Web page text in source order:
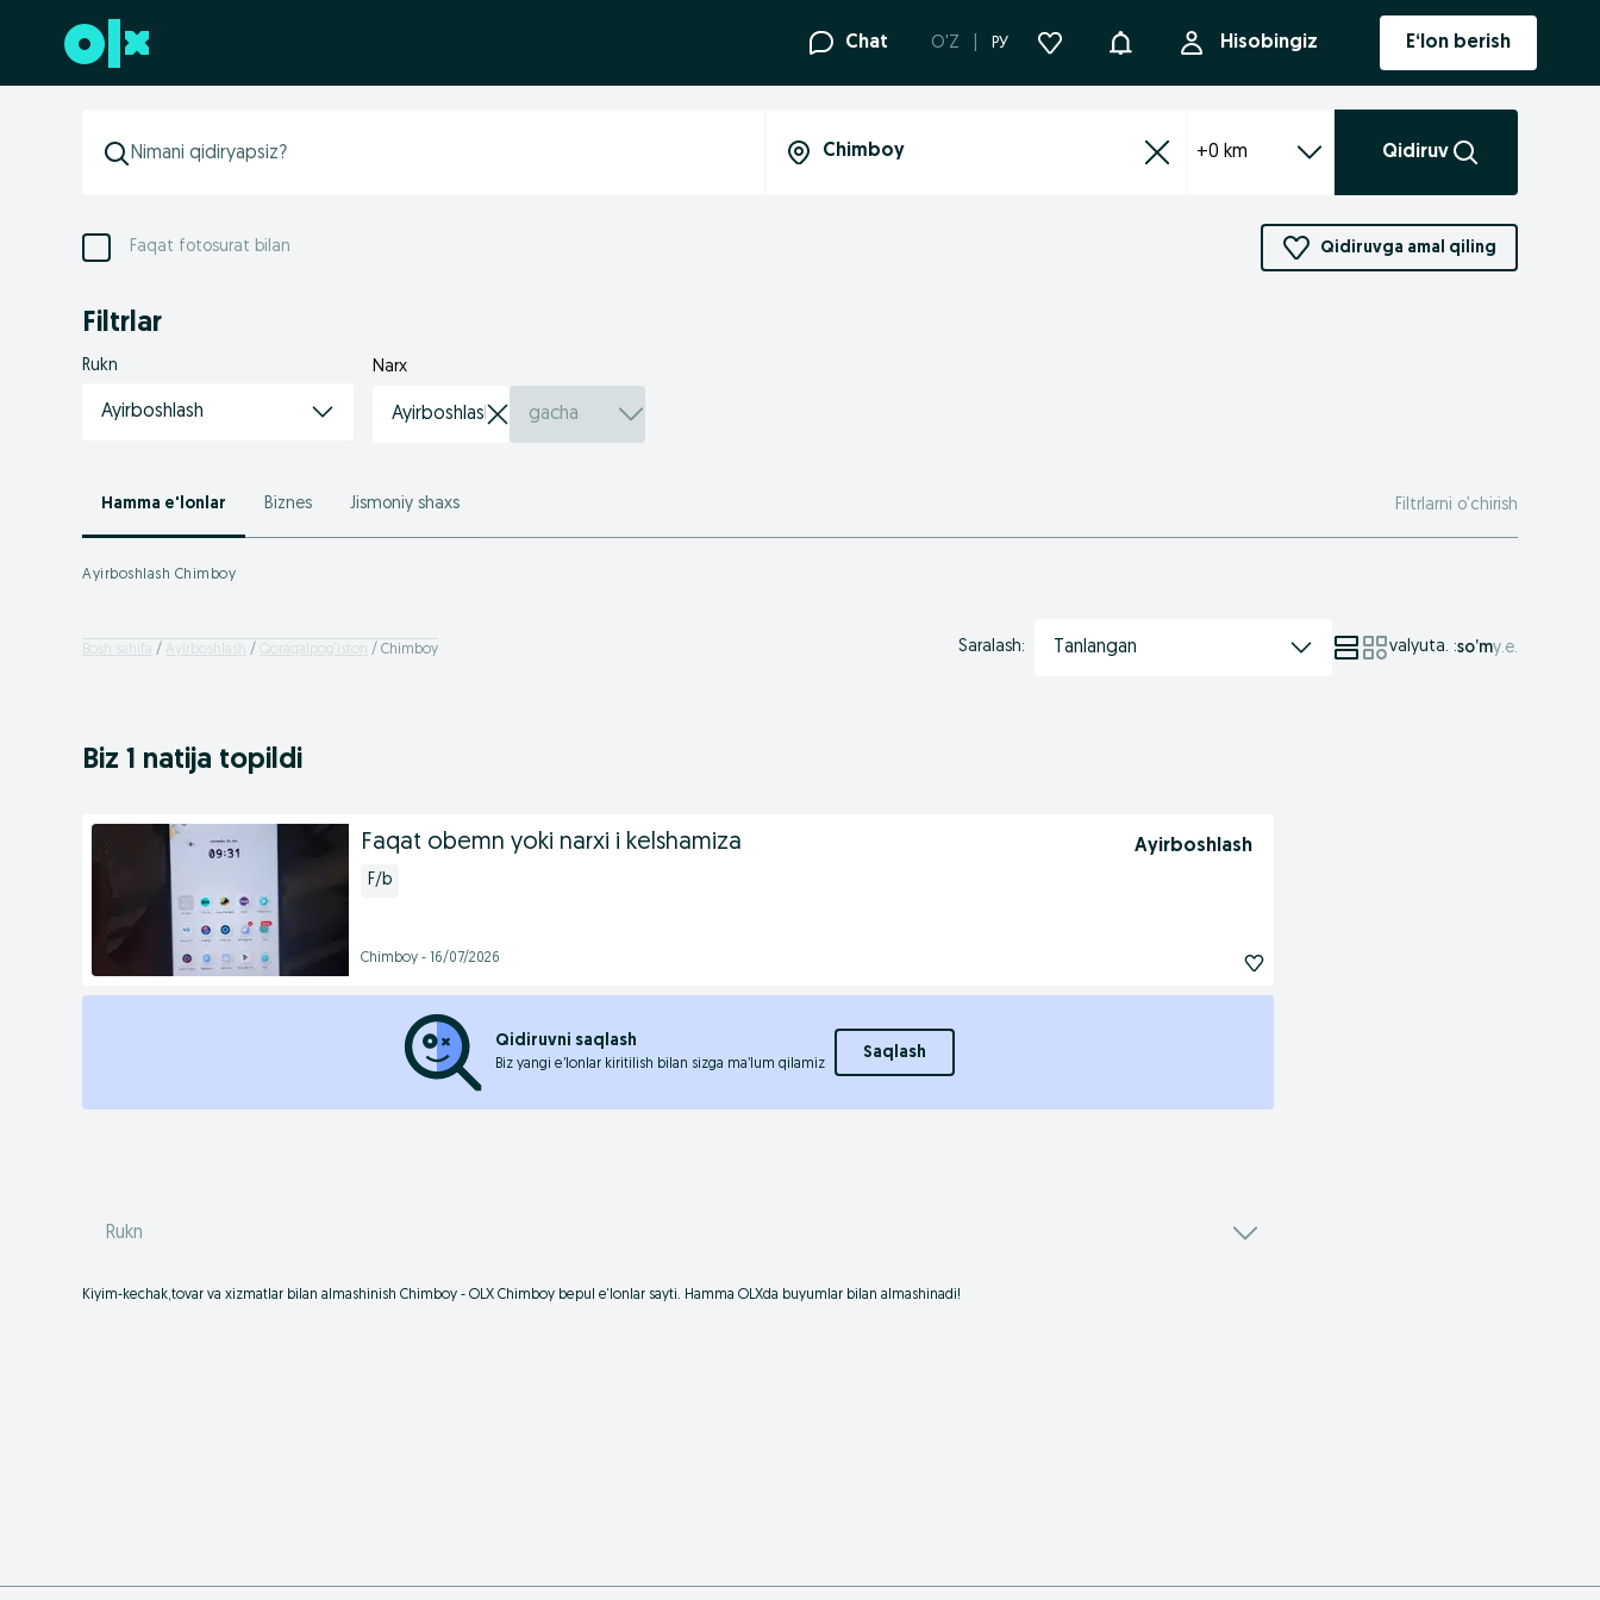
Futerga oʻtish Chat O'Z РУ Bildirishnoma Hisobingiz E‘lon berish
+0 km Qidiruv
Faqat fotosurat bilan Qidiruvga amal qiling
Filtrlar
Rukn
Ayirboshlash
Narx
Hamma e'lonlar Biznes Jismoniy shaxs Filtrlarni o’chirish
Ayirboshlash Chimboy
Bosh sahifa Ayirboshlash Qoraqalpog‘iston Chimboy Saralash: Tanlangan valyuta. :so’mу.е.
Biz 1 natija topildi
Faqat obemn yoki narxi i kelshamiza Ayirboshlash
F/b
Chimboy - 16/07/2026
Qidiruvni saqlash
Biz yangi e’lonlar kiritilish bilan sizga ma’lum qilamiz
Saqlash
Rukn
Kiyim-kechak,tovar va xizmatlar bilan almashinish Chimboy - OLX Chimboy bepul e‘lonlar sayti. Hamma OLXda buyumlar bilan almashinadi!